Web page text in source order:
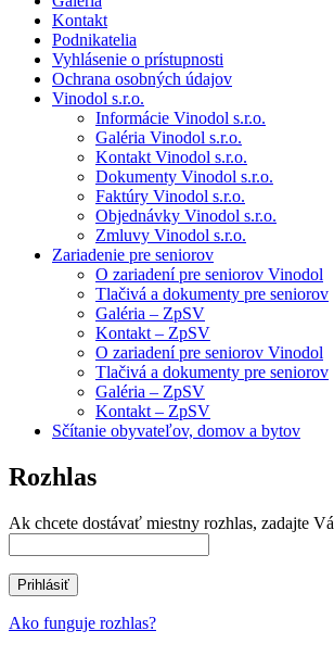
Kontakt
Podnikatelia
Vyhlásenie o prístupnosti
Ochrana osobných údajov
Vinodol s.r.o.
Informácie Vinodol s.r.o.
Galéria Vinodol s.r.o.
Kontakt Vinodol s.r.o.
Dokumenty Vinodol s.r.o.
Faktúry Vinodol s.r.o.
Objednávky Vinodol s.r.o.
Zmluvy Vinodol s.r.o.
Zariadenie pre seniorov
O zariadení pre seniorov Vinodol
Tlačivá a dokumenty pre seniorov
Galéria – ZpSV
Kontakt – ZpSV
O zariadení pre seniorov Vinodol
Tlačivá a dokumenty pre seniorov
Galéria – ZpSV
Kontakt – ZpSV
Sčítanie obyvateľov, domov a bytov
Rozhlas
Ak chcete dostávať miestny rozhlas, zadajte
Ako funguje rozhlas?